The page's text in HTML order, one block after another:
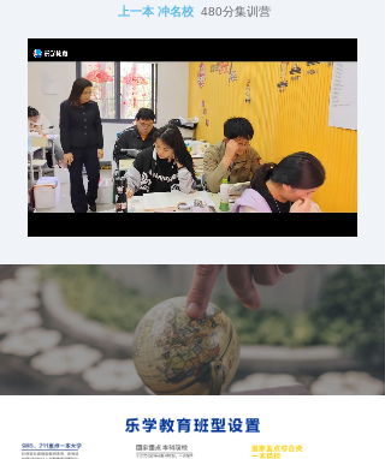
上一本 冲名校 480分集训营
0%
0%